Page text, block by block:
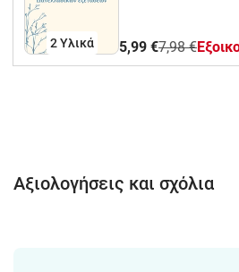
2 Υλικά
κατανόηση της
εξοικείωση των
5,99 €7,98 €
Αξιολογήσεις και σχόλια